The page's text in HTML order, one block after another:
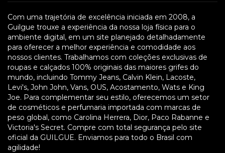
Com uma trajetória de excelência iniciada em 2008, a
Guilgue trouxe a experiência da nossa loja física para o
ambiente digital, em um site planejado detalhadamente
para oferecer a melhor experiência e comodidade aos
nossos clientes. Trabalhamos com coleções exclusivas de
roupas e calçados 100% originais das maiores grifes do
mundo, incluindo Tommy Jeans, Calvin Klein, Lacoste,
Levi's, John John, Vans, OUS, Acostamento, Wats e King
Joe. Para complementar seu estilo, oferecemos um setor
de cosméticos e perfumaria importada com marcas de
peso global, como Carolina Herrera, Dior, Paco Rabanne e
Victoria's Secret. Compre com total segurança pelo site
oficial da GUILGUE. Enviamos para todo o Brasil com
agilidade!